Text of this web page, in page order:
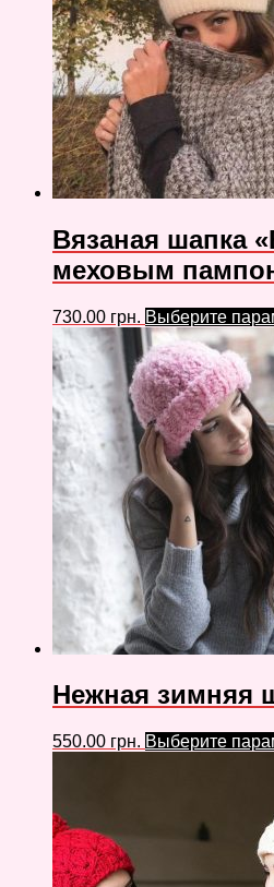
Вязаная шапка
меховым
730.00 грн. Выберите
Нежная зимняя
550.00 грн. Выберите